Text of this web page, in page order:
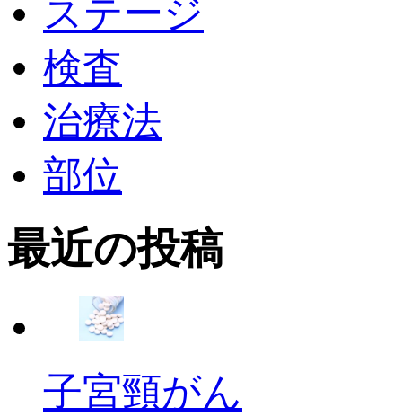
ステージ
検査
治療法
部位
最近の投稿
子宮頸がん